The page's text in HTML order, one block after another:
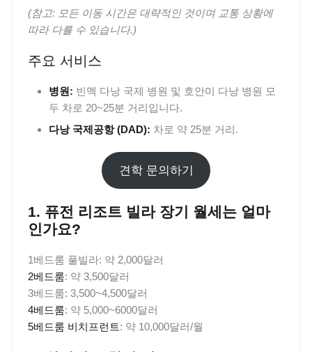
(참고: 모든 이동 시간은 대략적인 것이며 교통 상황에
따라 다를 수 있습니다.)
주요 서비스
병원: 빈멕 다낭 국제 병원 및 호안미 다낭 병원 모
두 차로 20~25분 거리입니다.
다낭 국제공항 (DAD): 차로 약 25분 거리.
견학 문의하기
1. 퓨전 리조트 빌라 장기 월세는 얼마
인가요?
1베드룸 풀빌라: 약 2,000달러
2베드룸: 약 3,500달러
3베드룸: 3,500~4,500달러
4베드룸: 약 5,000~6000달러
5베드룸 비치프런트: 약 10,000달러/월